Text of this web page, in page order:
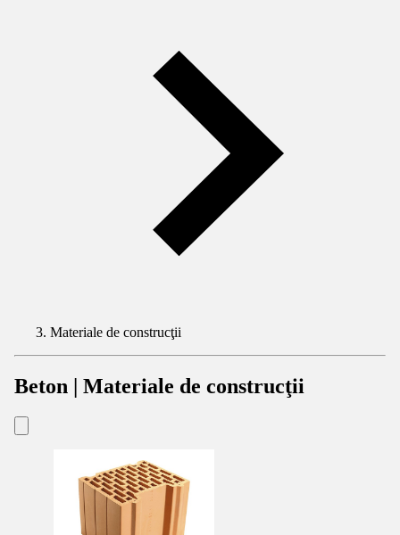
Materiale de construcţii
Beton | Materiale de construcţii